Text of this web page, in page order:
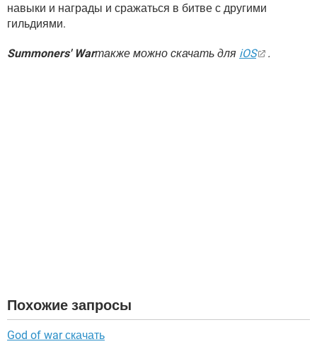
навыки и награды и сражаться в битве с другими
гильдиями.
Summoners' Warтакже можно скачать для iOS .
Похожие запросы
God of war скачать